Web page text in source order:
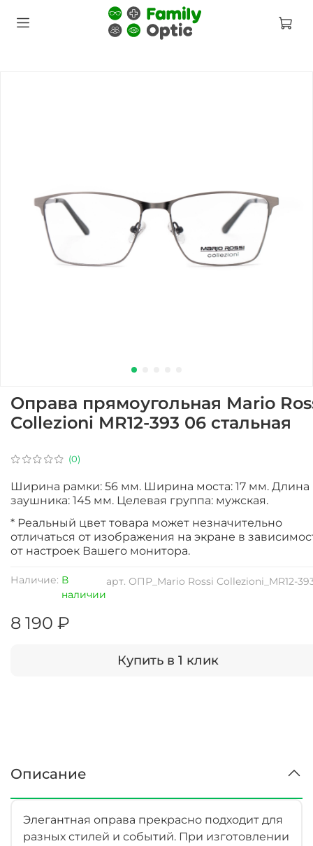
(0)
арт. ОПР_Mario Rossi Collezioni_MR12-
Наличие: В
наличии
Оправа прямоугольная Mario
Collezioni MR12-393 06 стальная
8 190 ₽
Купить в 1 клик
Ширина рамки: 56 мм. Ширина моста: 17 мм. Длина
заушника: 145 мм. Целевая группа: мужская.
* Реальный цвет товара может незначительно
отличаться от изображения на экране в
от настроек Вашего монитора.
Описание
Элегантная оправа прекрасно подходит для
разных стилей и событий. При изготовлении